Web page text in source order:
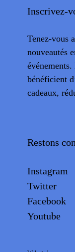
Inscrivez-
Tenez-vous
nouveautés
bénéficient
cadeaux,
Restons
Instagram
Twitter
Facebook
Youtube